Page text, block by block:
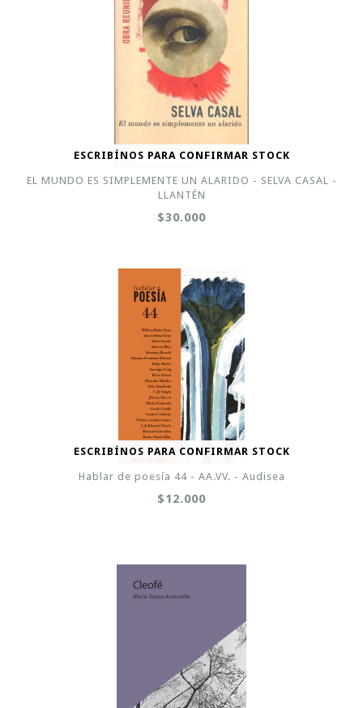
ESCRIBÍNOS PARA CONFIRMAR STOCK
EL MUNDO ES SIMPLEMENTE UN ALARIDO - SELVA CASAL -
LLANTÉN
$30.000
ESCRIBÍNOS PARA CONFIRMAR STOCK
Hablar de poesía 44 - AA.VV. - Audisea
$12.000